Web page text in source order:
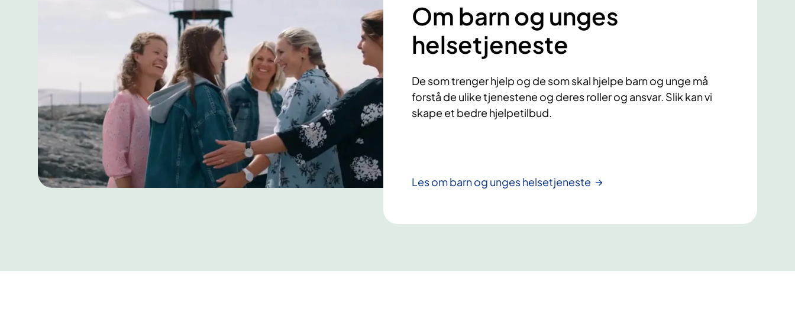
Om barn og unges
helsetjeneste
De som trenger hjelp og de som skal hjelpe barn og unge må
forstå de ulike tjenestene og deres roller og ansvar. Slik kan vi
skape et bedre hjelpetilbud.
Les om barn og unges helsetjeneste